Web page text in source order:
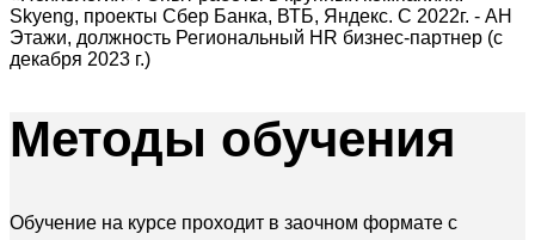
Skyeng, проекты Сбер Банка, ВТБ, Яндекс. С 2022г. - АН
Этажи, должность Региональный HR бизнес-партнер (с
декабря 2023 г.)
Методы обучения
Обучение на курсе проходит в заочном формате с